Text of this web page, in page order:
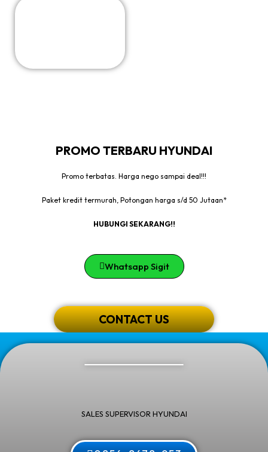
PROMO TERBARU HYUNDAI
Promo terbatas. Harga nego sampai deal!!!
Paket kredit termurah, Potongan harga s/d 50 Jutaan*
HUBUNGI SEKARANG!!
Whatsapp Sigit
CONTACT US
SALES SUPERVISOR HYUNDAI